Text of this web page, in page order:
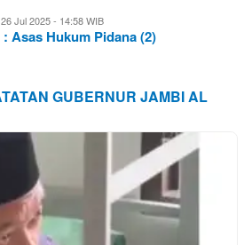
26 Jul 2025 - 14:58 WIB
Asas Hukum Pidana (2)
GUBERNUR JAMBI AL